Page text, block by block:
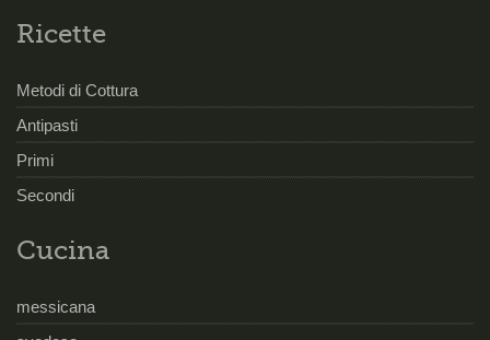
Ricette
Metodi di Cottura
Antipasti
Primi
Secondi
Cucina
messicana